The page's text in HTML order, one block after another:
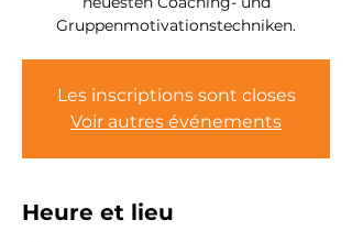
Gruppenmotivationstechniken.
Les inscriptions sont closes
Voir autres événements
Heure et lieu